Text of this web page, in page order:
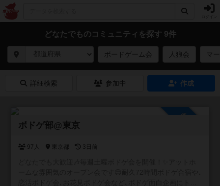
どなたでものコミュニティを探す 9件
ボードゲーム会 人狼会 マ
詳細検索 参加中 作成
ボドゲ部@東京
97人 東京都 3日前